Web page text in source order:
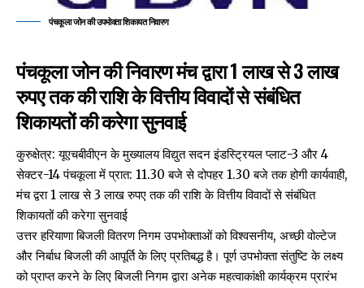
पंचकूला जोन की उपभोक्ता शिकायत निवारण
पंचकूला जोन की निवारण मंच द्वारा 1 लाख से 3 लाख
रुपए तक की राशि के वित्तीय विवादों से संबंधित
शिकायतों की करेगा सुनवाई
कुरुक्षेत्र: यूएचबीवीएन के मुख्यालय विद्युत सदन इंडस्ट्रियल प्लाट-3 और 4
सेक्टर-14 पंचकूला में प्रात: 11.30 बजे से दोपहर 1.30 बजे तक होगी कार्यवाही,
मंच द्वरा 1 लाख से 3 लाख रुपए तक की राशि के वित्तीय विवादों से संबंधित
शिकायतों की करेगा सुनवाई
उत्तर हरियाणा बिजली वितरण निगम उपभोक्ताओं को विश्वसनीय, अच्छी वोल्टेज
और निर्बाध बिजली की आपूर्ति के लिए प्रतिबद्ध है। पूर्ण उपभोक्ता संतुष्टि के लक्ष्य
को प्राप्त करने के लिए बिजली निगम द्वारा अनेक महत्वाकांक्षी कार्यक्रम प्रारंभ